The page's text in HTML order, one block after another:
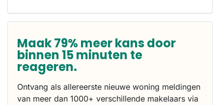
Maak 79% meer kans door
binnen 15 minuten te
reageren.
Ontvang als allereerste nieuwe woning meldingen
van meer dan 1000+ verschillende makelaars via